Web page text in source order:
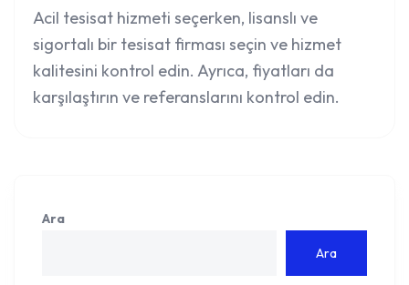
Acil tesisat hizmeti seçerken, lisanslı ve
sigortalı bir tesisat firması seçin ve hizmet
kalitesini kontrol edin. Ayrıca, fiyatları da
karşılaştırın ve referanslarını kontrol edin.
Ara
Ara